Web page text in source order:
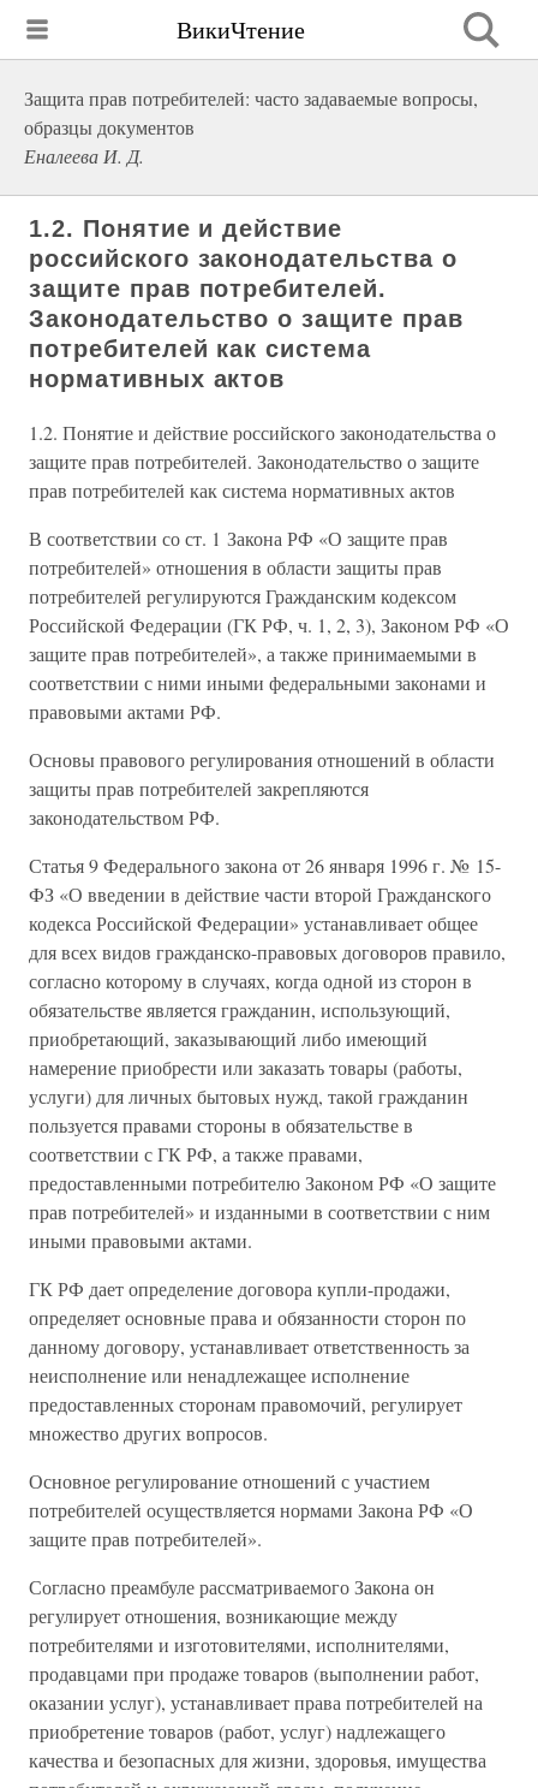
ВикиЧтение
Защита прав потребителей: часто задаваемые вопросы,
образцы документов
Еналеева И. Д.
1.2. Понятие и действие
российского законодательства о
защите прав потребителей.
Законодательство о защите прав
потребителей как система
нормативных актов
1.2. Понятие и действие российского законодательства о
защите прав потребителей. Законодательство о защите
прав потребителей как система нормативных актов
В соответствии со ст. 1 Закона РФ «О защите прав
потребителей» отношения в области защиты прав
потребителей регулируются Гражданским кодексом
Российской Федерации (ГК РФ, ч. 1, 2, 3), Законом РФ «О
защите прав потребителей», а также принимаемыми в
соответствии с ними иными федеральными законами и
правовыми актами РФ.
Основы правового регулирования отношений в области
защиты прав потребителей закрепляются
законодательством РФ.
Статья 9 Федерального закона от 26 января 1996 г. № 15-
ФЗ «О введении в действие части второй Гражданского
кодекса Российской Федерации» устанавливает общее
для всех видов гражданско-правовых договоров правило,
согласно которому в случаях, когда одной из сторон в
обязательстве является гражданин, использующий,
приобретающий, заказывающий либо имеющий
намерение приобрести или заказать товары (работы,
услуги) для личных бытовых нужд, такой гражданин
пользуется правами стороны в обязательстве в
соответствии с ГК РФ, а также правами,
предоставленными потребителю Законом РФ «О защите
прав потребителей» и изданными в соответствии с ним
иными правовыми актами.
ГК РФ дает определение договора купли-продажи,
определяет основные права и обязанности сторон по
данному договору, устанавливает ответственность за
неисполнение или ненадлежащее исполнение
предоставленных сторонам правомочий, регулирует
множество других вопросов.
Основное регулирование отношений с участием
потребителей осуществляется нормами Закона РФ «О
защите прав потребителей».
Согласно преамбуле рассматриваемого Закона он
регулирует отношения, возникающие между
потребителями и изготовителями, исполнителями,
продавцами при продаже товаров (выполнении работ,
оказании услуг), устанавливает права потребителей на
приобретение товаров (работ, услуг) надлежащего
качества и безопасных для жизни, здоровья, имущества